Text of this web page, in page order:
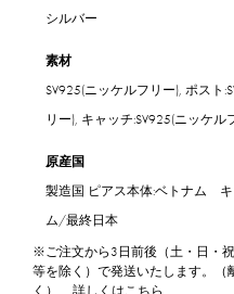
シルバー
素材
SV925(ニッケルフリー), ポスト
リー), キャッチ:SV925(ニッケル
原産国
製造国 ピアス本体:ベトナム キ
ム/最終日本
※ご注文から3日前後（土・日・
等を除く）で発送いたします。
く）
詳しくはこちら